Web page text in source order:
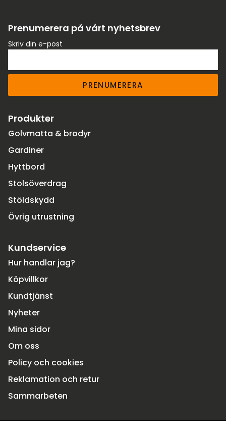
Prenumerera på vårt nyhetsbrev
Skriv din e-post
PRENUMERERA
Produkter
Golvmatta & brodyr
Gardiner
Hyttbord
Stolsöverdrag
Stöldskydd
Övrig utrustning
Kundservice
Hur handlar jag?
Köpvillkor
Kundtjänst
Nyheter
Mina sidor
Om oss
Policy och cookies
Reklamation och retur
Sammarbeten